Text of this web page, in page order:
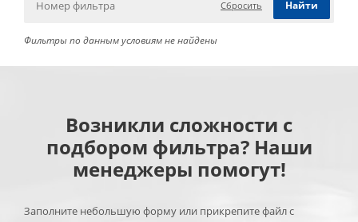
Сбросить
Фильтры по данным условиям не найдены
Возникли сложности с
подбором фильтра? Наши
менеджеры помогут!
Заполните небольшую форму или прикрепите файл с